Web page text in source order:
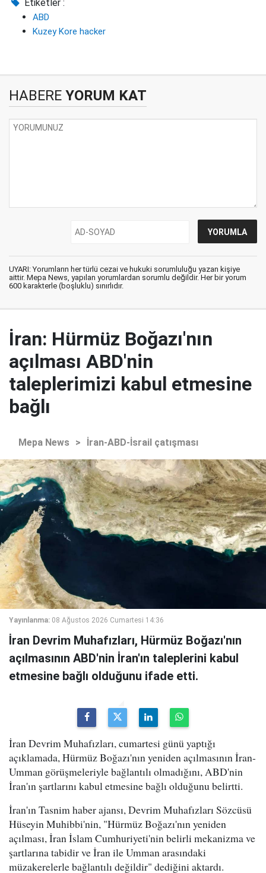
Etiketler :
ABD
Kuzey Kore hacker
HABERE YORUM KAT
UYARI: Yorumların her türlü cezai ve hukuki sorumluluğu yazan kişiye
aittir. Mepa News, yapılan yorumlardan sorumlu değildir. Her bir yorum
600 karakterle (boşluklu) sınırlıdır.
İran: Hürmüz Boğazı'nın
açılması ABD'nin
taleplerimizi kabul etmesine
bağlı
Mepa News > İran-ABD-İsrail çatışması
Yayınlanma: 08 Ağustos 2026 Cumartesi 14:36
İran Devrim Muhafızları, Hürmüz Boğazı'nın
açılmasının ABD'nin İran'ın taleplerini kabul
etmesine bağlı olduğunu ifade etti.
İran Devrim Muhafızları, cumartesi günü yaptığı
açıklamada, Hürmüz Boğazı'nın yeniden açılmasının İran-
Umman görüşmeleriyle bağlantılı olmadığını, ABD'nin
İran'ın şartlarını kabul etmesine bağlı olduğunu belirtti.
İran'ın Tasnim haber ajansı, Devrim Muhafızları Sözcüsü
Hüseyin Muhibbi'nin, "Hürmüz Boğazı'nın yeniden
açılması, İran İslam Cumhuriyeti'nin belirli mekanizma ve
şartlarına tabidir ve İran ile Umman arasındaki
müzakerelerle bağlantılı değildir" dediğini aktardı.